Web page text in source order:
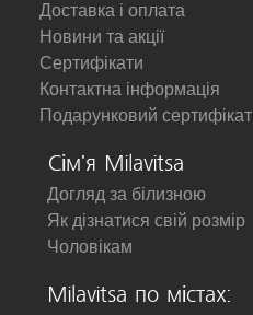
Доставка і оплата
Новини та акції
Сертифікати
Контактна інформація
Подарунковий сертифікат
Сім'я Milavitsa
Догляд за білизною
Як дізнатися свій розмір
Чоловікам
Milavitsa по містах: